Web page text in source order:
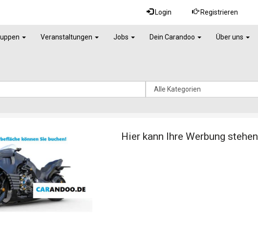
Login Registrieren
Veranstaltungen Jobs Dein Carandoo Über uns
Hier kann Ihre Werbung stehen